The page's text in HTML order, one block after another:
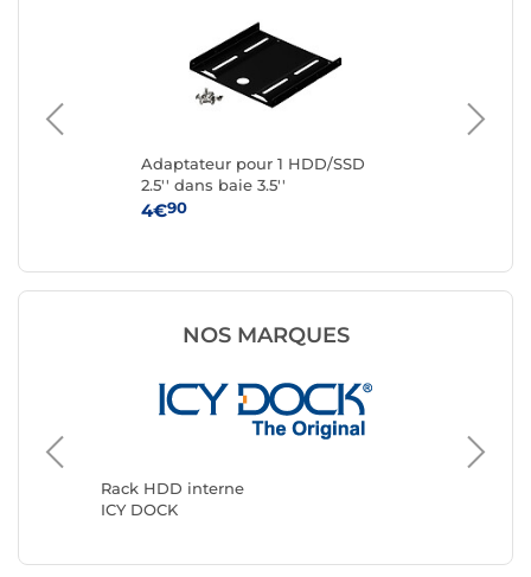
Adaptateur pour 1 HDD/SSD
2.5'' dans baie 3.5''
4€90
NOS MARQUES
Rack HDD interne
ICY DOCK
Rack